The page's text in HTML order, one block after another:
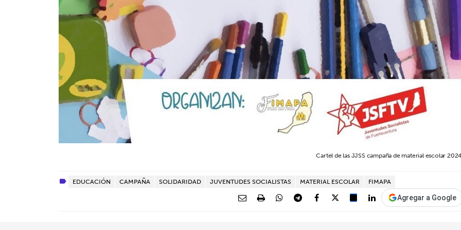
Cartel de las JJSS campaña de material escolar
EDUCACIÓN CAMPAÑA SOLIDARIDAD JUVENTUDES SOCIALISTAS MATERIAL ESCOLAR FIMAPA
Agregar a Google